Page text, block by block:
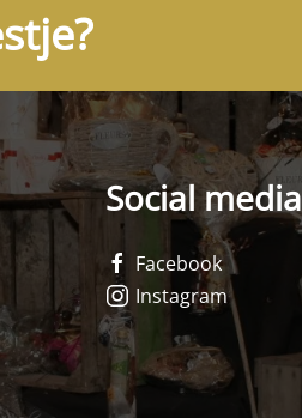
Social media
Facebook
Instagram